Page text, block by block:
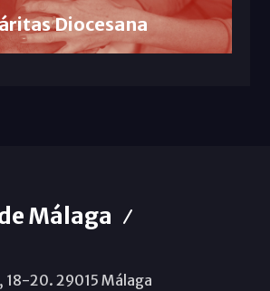
Diocesana
Málaga
18-20. 29015 Málaga